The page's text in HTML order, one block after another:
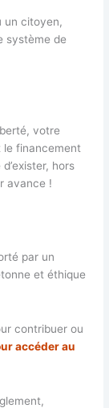
un citoyen,
système de
votre
le financement
hors
avance !
par un
et éthique
contribuer ou
accéder au